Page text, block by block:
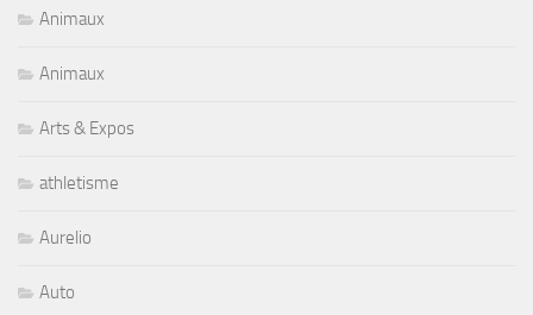
Animaux
Animaux
Arts & Expos
athletisme
Aurelio
Auto